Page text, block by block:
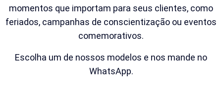
momentos que importam para seus clientes, como
feriados, campanhas de conscientização ou eventos
comemorativos.
Escolha um de nossos modelos e nos mande no
WhatsApp.